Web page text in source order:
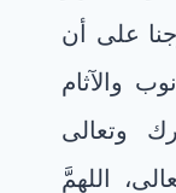
على أن
والآثام
وتعالى
اللهمَّ